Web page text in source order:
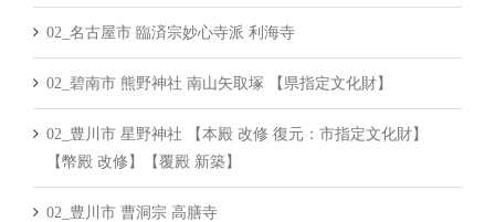
02_名古屋市 臨済宗妙心寺派 利海寺
02_碧南市 熊野神社 南山矢取塚 【県指定文化財】
02_豊川市 星野神社 【本殿 改修 復元：市指定文化財】
【幣殿 改修】【覆殿 新築】
02_豊川市 曹洞宗 高膳寺